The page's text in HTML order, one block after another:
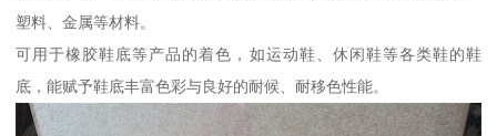
塑料、金属等材料。
可用于橡胶鞋底等产品的着色，如运动鞋、休闲鞋等各类鞋的鞋
底，能赋予鞋底丰富色彩与良好的耐候、耐移色性能。